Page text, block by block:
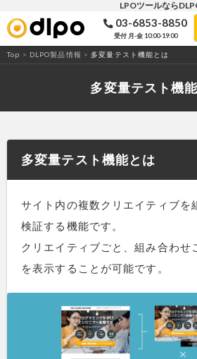
LPO・ABテストツール
LPOツールなら
03-6853-8850
受付 月-金 10:00-19:00
Top > DLPO製品情報 > 多変量テスト機能とは
多変量テスト機
多変量テスト機能とは
サイト内の複数クリエイティブを
検証する機能です。
クリエイティブごと、組み合わせ
を表示することが可能です。